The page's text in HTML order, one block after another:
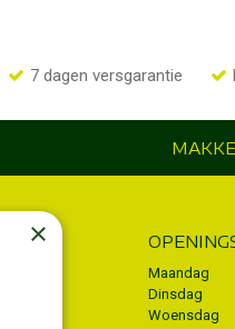
7 dagen versgarantie
Maandag
Dinsdag
Woensdag
×